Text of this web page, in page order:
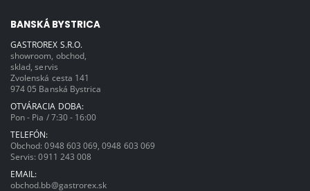
BANSKÁ BYSTRICA
GASTROREX S.R.O.
showroom, obchod,
sklad, servis
Zvolenská cesta 141
974 05 Banská Bystrica
OTVÁRACIA DOBA:
Pon - Pia / 7:30 - 16:00
TELEFÓN:
Obchod:0948 603 069 ,0948 603 069
Servis:0911 243 008
EMAIL:
obchod.bb@gastrorex.sk